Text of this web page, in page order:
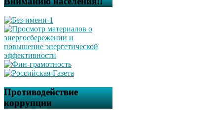
Противодействие
коррупции